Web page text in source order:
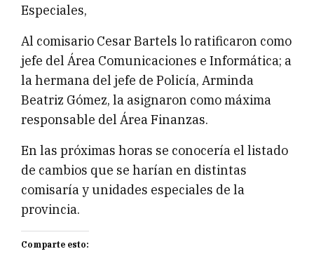
Especiales,
Al comisario Cesar Bartels lo ratificaron como
jefe del Área Comunicaciones e Informática; a
la hermana del jefe de Policía, Arminda
Beatriz Gómez, la asignaron como máxima
responsable del Área Finanzas.
En las próximas horas se conocería el listado
de cambios que se harían en distintas
comisaría y unidades especiales de la
provincia.
Comparte esto: